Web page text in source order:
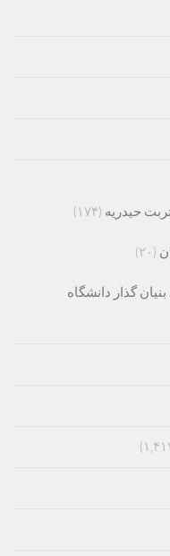
حیدریه (۱۷۴)
(۲۰)
گذار دانشگاه